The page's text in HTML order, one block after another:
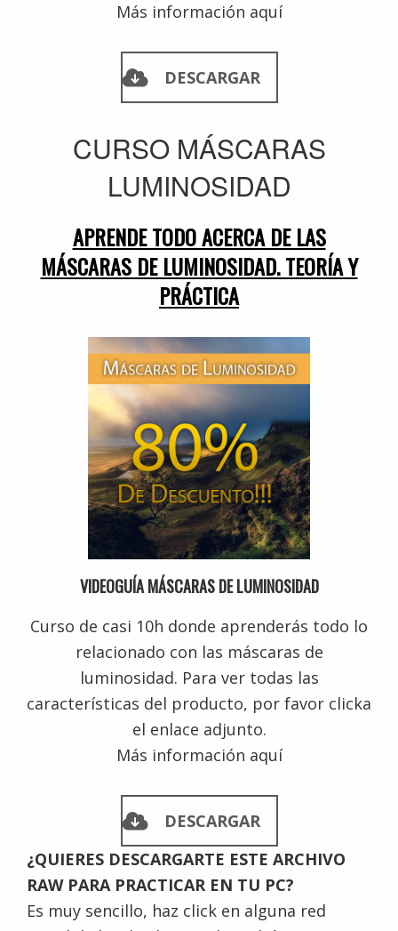
Más información aquí
DESCARGAR
CURSO MÁSCARAS
LUMINOSIDAD
APRENDE TODO ACERCA DE LAS
MÁSCARAS DE LUMINOSIDAD. TEORÍA Y
PRÁCTICA
VIDEOGUÍA MÁSCARAS DE LUMINOSIDAD
Curso de casi 10h donde aprenderás todo lo
relacionado con las máscaras de
luminosidad. Para ver todas las
características del producto, por favor clicka
el enlace adjunto.
Más información aquí
DESCARGAR
¿QUIERES DESCARGARTE ESTE ARCHIVO
RAW PARA PRACTICAR EN TU PC?
Es muy sencillo, haz click en alguna red